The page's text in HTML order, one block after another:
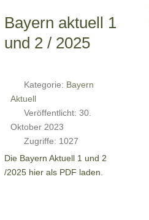
Bayern aktuell 1
und 2 / 2025
Kategorie: Bayern
Aktuell
Veröffentlicht: 30.
Oktober 2023
Zugriffe: 1027
Die Bayern Aktuell 1 und 2
/2025 hier als PDF laden.